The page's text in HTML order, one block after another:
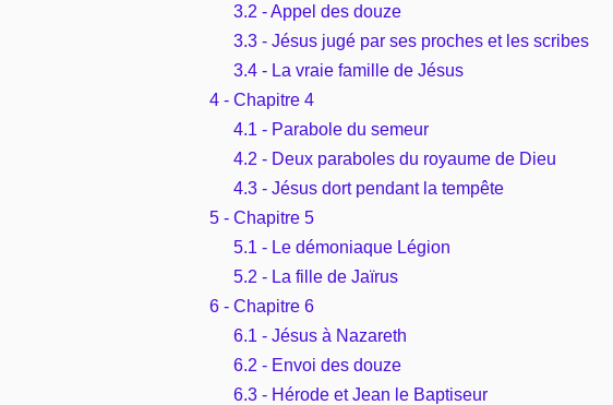
3.2 - Appel des douze
3.3 - Jésus jugé par ses proches et les scribes
3.4 - La vraie famille de Jésus
4 - Chapitre 4
4.1 - Parabole du semeur
4.2 - Deux paraboles du royaume de Dieu
4.3 - Jésus dort pendant la tempête
5 - Chapitre 5
5.1 - Le démoniaque Légion
5.2 - La fille de Jaïrus
6 - Chapitre 6
6.1 - Jésus à Nazareth
6.2 - Envoi des douze
6.3 - Hérode et Jean le Baptiseur